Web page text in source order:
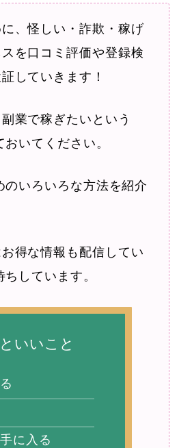
、怪しい・詐欺・稼げ
を口コミ評価や登録検
していきます！
業で稼ぎたいという
いてください。
いろいろな方法を紹介
得な情報も配信してい
しています。
いいこと
に入る